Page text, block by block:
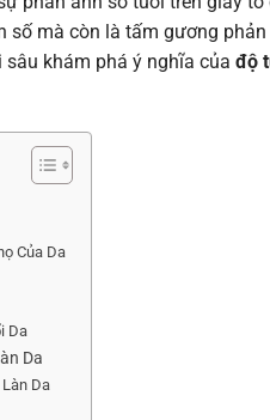
mà còn là tấm gương
sâu khám phá ý nghĩa của độ
Của Da
Da
Da
Da